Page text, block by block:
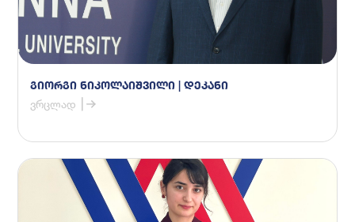
გიორგი ნიკოლაიშვილი | დეკანი
ვრცლად